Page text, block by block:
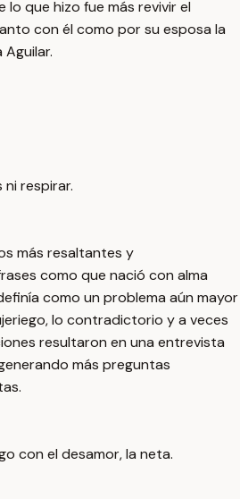
lo que hizo fue más revivir el
con él como por su esposa la
respirar.
más resaltantes y
como que nació con alma
como un problema aún mayor
lo contradictorio y a veces
resultaron en una entrevista
más preguntas
con el desamor, la neta.